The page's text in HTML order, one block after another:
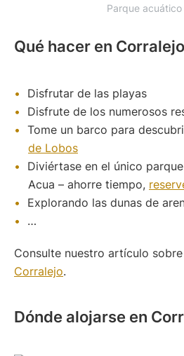
Parque acuático
Qué hacer en Corralejo
Disfrutar de las playas
Disfrute de los numerosos
Tome un barco para
de Lobos
Diviértase en el único
Acua – ahorre tiempo,
Explorando las dunas de
…
Consulte nuestro artículo sobre
Corralejo.
Dónde alojarse en